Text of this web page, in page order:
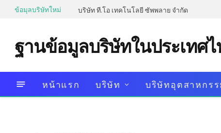
ข้อมุลบริษัทใหม่ บริษัท ที.โอ เทคโนโลยี ซัพพลาย จำกัด
ฐานข้อมูลบริษัทในประเทศ
หน้าแรก บริษัท บริษัทอุตสาหกรร